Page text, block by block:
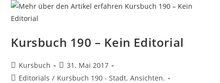
Kursbuch 190 – Kein Editorial
Kursbuch
31. Mai 2017
Editorials / Kursbuch 190 - Stadt. Ansichten.